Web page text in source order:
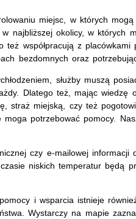
miejsc, w których
najbliższej okolicy, w których
współpracują z placówkami
bezdomnych oraz
służby muszą
Dlatego też, mając wiedzę
straż miejską, czy też
potrzebować pomocy.
czy e-mailowej informacji
niskich temperatur będą
i wsparcia istnieje
Wystarczy na mapie